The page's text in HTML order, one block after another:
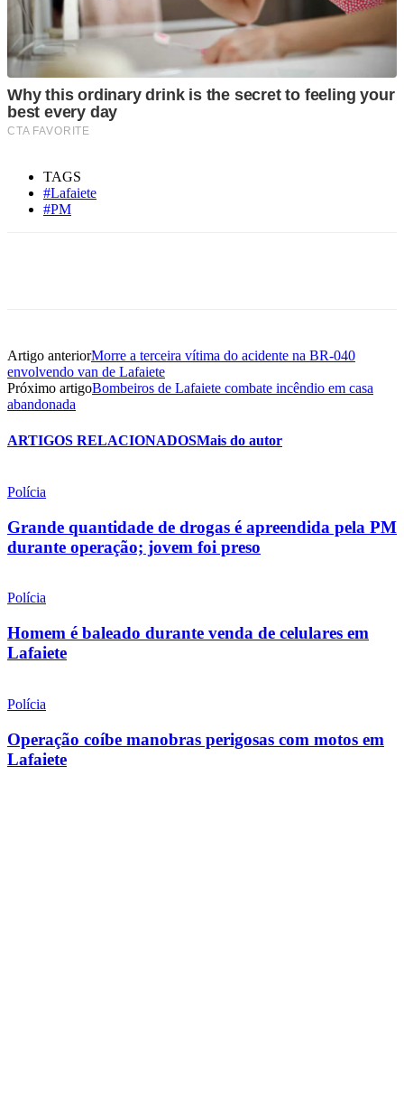
TAGS
#Lafaiete
#PM
Artigo anteriorMorre a terceira vítima do acidente na BR-040
envolvendo van de Lafaiete
Próximo artigoBombeiros de Lafaiete combate incêndio em casa
abandonada
ARTIGOS RELACIONADOSMais do autor
Polícia
Grande quantidade de drogas é apreendida pela PM
durante operação; jovem foi preso
Polícia
Homem é baleado durante venda de celulares em
Lafaiete
Polícia
Operação coíbe manobras perigosas com motos em
Lafaiete